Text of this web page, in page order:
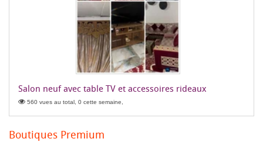
Salon neuf avec table TV et accessoires rideaux
560 vues au total, 0 cette semaine,
Boutiques Premium